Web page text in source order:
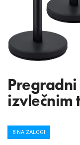
izvlečnim
8 NA ZALOGI